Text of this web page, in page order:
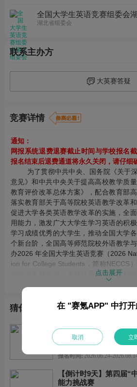
全国大学生英语竞赛组委会
湖北省组委会
联系主办方
大英赛答疑
竞赛详情
通知：
网报系统​退费退赛截止时间与学校报名
报名结束后退费通道将永久关闭，请仔细
为了贯彻中共中央、国务院《关于深
意见》和中共中央关于提高高校教学质
教育评价改革总体方案》，配合教育部
落实教育部关于高等院校英语教学改革
促进大学各类英语教学改革的实施，全
用能力，激发广大大学生学习英语的积
学习成绩优秀的大学生，推动全国大学
个新台阶，全国高等师范院校外语教学
办2026 年全国大学生英语竞赛（2026
ion for College Students，简称NECCS
合能力竞赛活动，竞赛性质属于非盈利
主办方
全国高等师范院校外语教学与研究协作组
协办方
点击展开
猜你喜欢
2026年第二届计算机能
季赛）——算法编程赛
火热报名中
报名时间:2026.06.24-
【倒计时9天】第四届“
能力挑战赛
在 "赛氪APP" 中打开
取消 立